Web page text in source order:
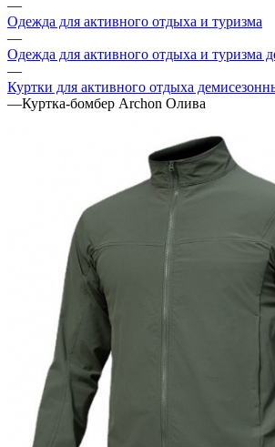
—
Одежда для активного отдыха и туризма
—
Одежда для активного отдыха и туризма
—
Куртки для активного отдыха
—Куртка-бомбер Archon Олива